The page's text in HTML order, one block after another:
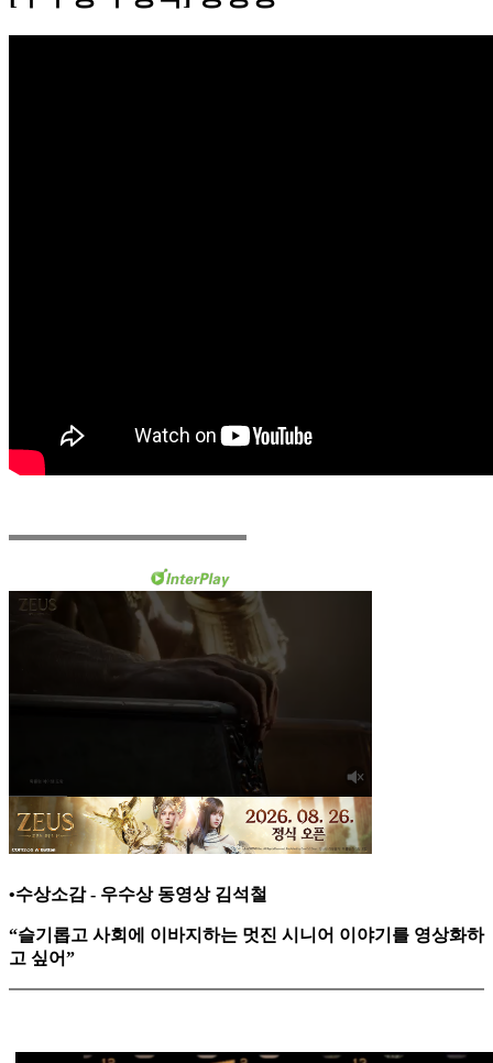
•수상소감 - 우수상 동영상 김석철
“슬기롭고 사회에 이바지하는 멋진 시니어 이야기를 영상화하
고 싶어”